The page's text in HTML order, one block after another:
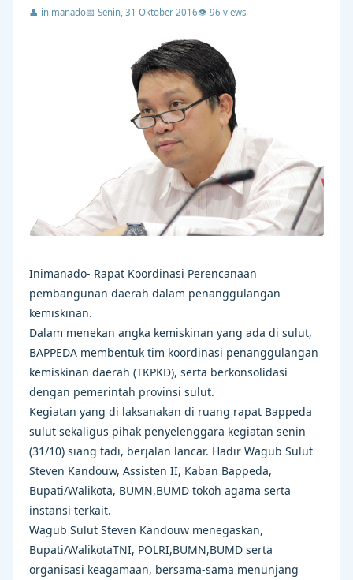
👤 inimanado📅 Senin, 31 Oktober 2016👁 96 views
Inimanado- Rapat Koordinasi Perencanaan
pembangunan daerah dalam penanggulangan
kemiskinan.
Dalam menekan angka kemiskinan yang ada di sulut,
BAPPEDA membentuk tim koordinasi penanggulangan
kemiskinan daerah (TKPKD), serta berkonsolidasi
dengan pemerintah provinsi sulut.
Kegiatan yang di laksanakan di ruang rapat Bappeda
sulut sekaligus pihak penyelenggara kegiatan senin
(31/10) siang tadi, berjalan lancar. Hadir Wagub Sulut
Steven Kandouw, Assisten II, Kaban Bappeda,
Bupati/Walikota, BUMN,BUMD tokoh agama serta
instansi terkait.
Wagub Sulut Steven Kandouw menegaskan,
Bupati/WalikotaTNI, POLRI,BUMN,BUMD serta
organisasi keagamaan, bersama-sama menunjang